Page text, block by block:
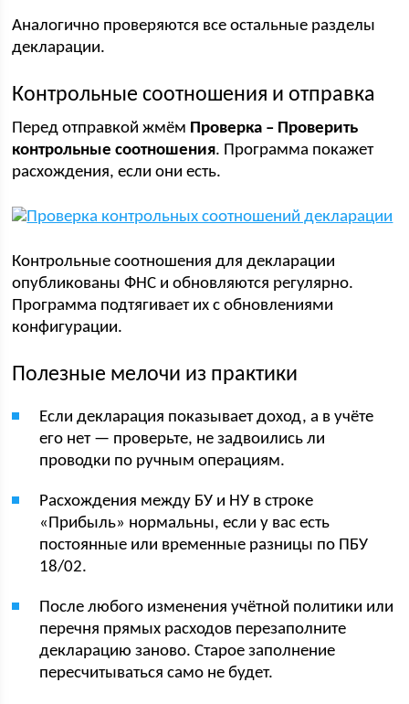
Аналогично проверяются все остальные разделы
декларации.
Контрольные соотношения и отправка
Перед отправкой жмём Проверка – Проверить
контрольные соотношения. Программа покажет
расхождения, если они есть.
Контрольные соотношения для декларации
опубликованы ФНС и обновляются регулярно.
Программа подтягивает их с обновлениями
конфигурации.
Полезные мелочи из практики
Если декларация показывает доход, а в учёте
его нет — проверьте, не задвоились ли
проводки по ручным операциям.
Расхождения между БУ и НУ в строке
«Прибыль» нормальны, если у вас есть
постоянные или временные разницы по ПБУ
18/02.
После любого изменения учётной политики или
перечня прямых расходов перезаполните
декларацию заново. Старое заполнение
пересчитываться само не будет.